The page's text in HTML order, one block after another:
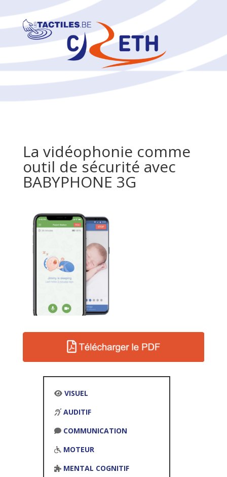
La vidéophonie comme
outil de sécurité avec
BABYPHONE 3G
VISUEL
AUDITIF
COMMUNICATION
MOTEUR
MENTAL COGNITIF